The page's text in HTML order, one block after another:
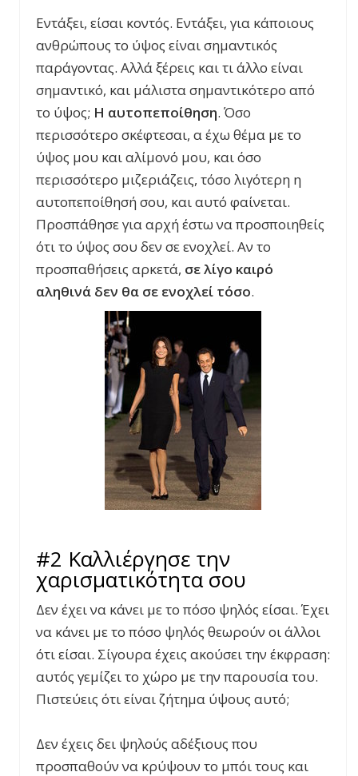
Εντάξει, είσαι κοντός. Εντάξει, για κάποιους
ανθρώπους το ύψος είναι σημαντικός
παράγοντας. Αλλά ξέρεις και τι άλλο είναι
σημαντικό, και μάλιστα σημαντικότερο από
το ύψος; Η αυτοπεποίθηση. Όσο
περισσότερο σκέφτεσαι, α έχω θέμα με το
ύψος μου και αλίμονό μου, και όσο
περισσότερο μιζεριάζεις, τόσο λιγότερη η
αυτοπεποίθησή σου, και αυτό φαίνεται.
Προσπάθησε για αρχή έστω να προσποιηθείς
ότι το ύψος σου δεν σε ενοχλεί. Αν το
προσπαθήσεις αρκετά, σε λίγο καιρό
αληθινά δεν θα σε ενοχλεί τόσο.
#2 Καλλιέργησε την
χαρισματικότητα σου
Δεν έχει να κάνει με το πόσο ψηλός είσαι. Έχει
να κάνει με το πόσο ψηλός θεωρούν οι άλλοι
ότι είσαι. Σίγουρα έχεις ακούσει την έκφραση:
αυτός γεμίζει το χώρο με την παρουσία του.
Πιστεύεις ότι είναι ζήτημα ύψους αυτό;
Δεν έχεις δει ψηλούς αδέξιους που
προσπαθούν να κρύψουν το μπόι τους και